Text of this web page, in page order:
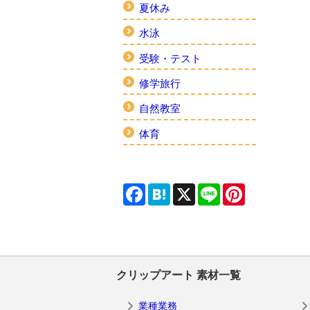
夏休み
水泳
受験・テスト
修学旅行
自然教室
体育
FacebookHatenaX Line
クリップアート 素材一覧
業種業務